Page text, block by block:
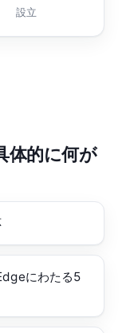
設立
体的に何が
にわたる5